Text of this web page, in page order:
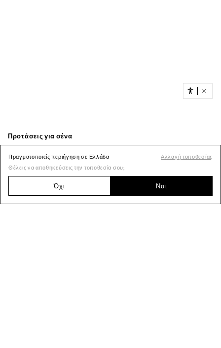
Πραγματοποιείς περιήγηση σε Ελλάδα
Αλλαγή τοποθεσίας
Θέλεις να αποθηκεύσεις την τοποθεσία σου;
Όχι Ναι